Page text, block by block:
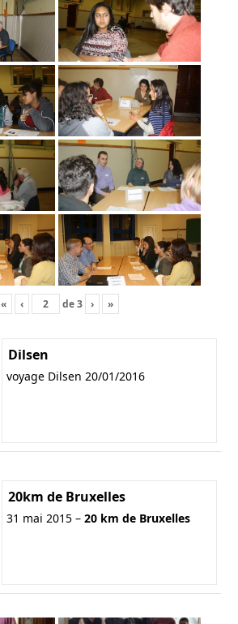
« ‹ de3 › »
Dilsen
voyage Dilsen 20/01/2016
20km de Bruxelles
31 mai 2015 – 20 km de Bruxelles